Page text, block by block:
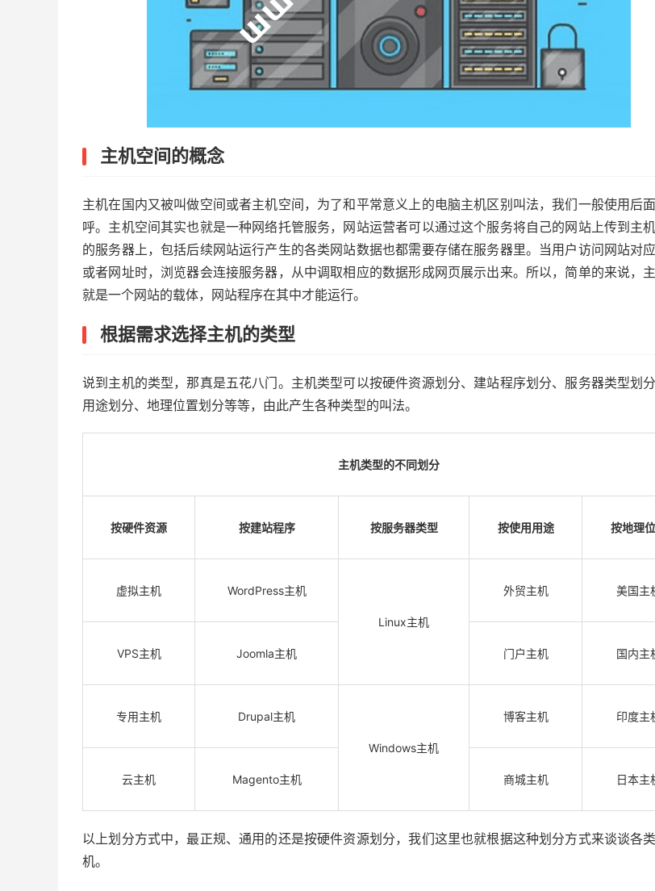
主机空间的概念
主机在国内又被叫做空间或者主机空间，为了和平常意义上的电脑主机区别叫法，我们一般使用后
呼。主机空间其实也就是一种网络托管服务，网站运营者可以通过这个服务将自己的网站上传到主
的服务器上，包括后续网站运行产生的各类网站数据也都需要存储在服务器里。当用户访问网站对
或者网址时，浏览器会连接服务器，从中调取相应的数据形成网页展示出来。所以，简单的来说，
就是一个网站的载体，网站程序在其中才能运行。
根据需求选择主机的类型
说到主机的类型，那真是五花八门。主机类型可以按硬件资源划分、建站程序划分、服务器类型划
用途划分、地理位置划分等等，由此产生各种类型的叫法。
主机类型的不同划分
按硬件资源 按建站程序 按服务器类型 按使用用途 按地理
虚拟主机 WordPress主机
Linux主机
外贸主机 美国主
VPS主机 Joomla主机 门户主机 国内主
专用主机 Drupal主机
Windows主机
博客主机 印度主
云主机 Magento主机 商城主机 日本主
以上划分方式中，最正规、通用的还是按硬件资源划分，我们这里也就根据这种划分方式来谈谈各
机。